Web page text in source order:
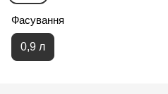
Фасування
0,9 л